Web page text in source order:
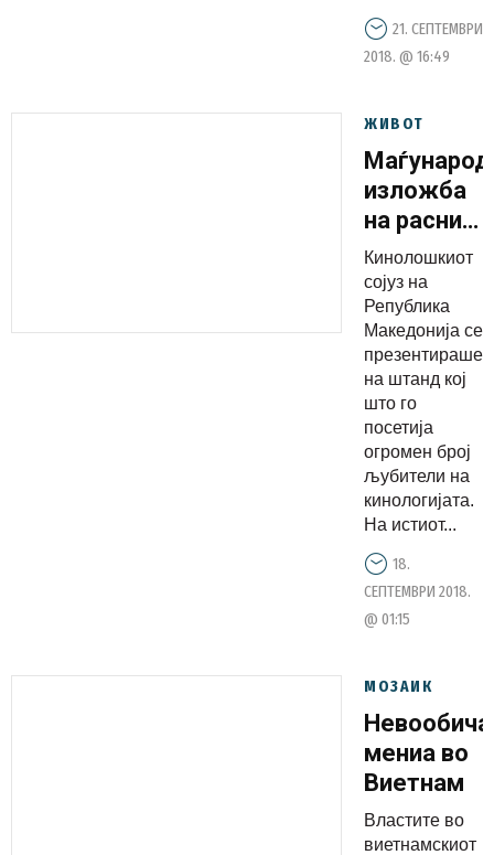
21. СЕПТЕМВРИ
2018. @ 16:49
ЖИВОТ
изложба
на расни
кучиња во
Белград
Кинолошкиот
сојуз на
Република
Македонија се
презентираше
на штанд кој
што го
посетија
огромен број
љубители на
кинологијата.
На истиот...
18.
СЕПТЕМВРИ 2018.
@ 01:15
МОЗАИК
мениа во
Виетнам
Властите во
виетнамскиот